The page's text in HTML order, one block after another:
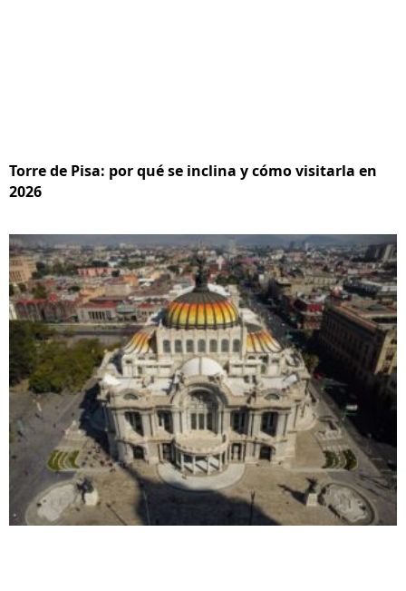
Torre de Pisa: por qué se inclina y cómo visitarla en
2026